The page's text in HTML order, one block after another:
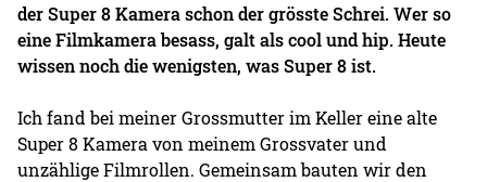
der Super 8 Kamera schon der grösste Schrei. Wer so
eine Filmkamera besass, galt als cool und hip. Heute
wissen noch die wenigsten, was Super 8 ist.
Ich fand bei meiner Grossmutter im Keller eine alte
Super 8 Kamera von meinem Grossvater und
unzählige Filmrollen. Gemeinsam bauten wir den